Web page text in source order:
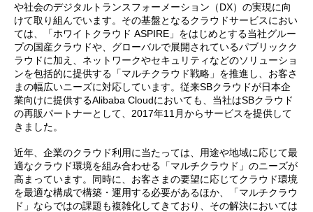
や社会のデジタルトランスフォーメーション（DX）の実現に向
けて取り組んでいます。その基盤となるクラウドサービスにおい
ては、「ホワイトクラウド ASPIRE」をはじめとする当社グルー
プの国産クラウドや、グローバルで展開されているパブリックク
ラウドに加え、ネットワークやセキュリティなどのソリューショ
ンを包括的に提供する「マルチクラウド戦略」を推進し、お客さ
まの幅広いニーズに対応しています。従来SBクラウドが日本企
業向けに提供するAlibaba Cloudにおいても、当社はSBクラウド
の再販パートナーとして、2017年11月からサービスを提供して
きました。
近年、企業のクラウド利用に当たっては、用途や地域に応じて最
適なクラウド環境を組み合わせる「マルチクラウド」のニーズが
高まっています。同時に、お客さまの要望に応じてクラウド環境
を最適な構成で構築・運用する必要があるほか、「マルチクラウ
ド」ならではの課題も複雑化してきており、その解決においては